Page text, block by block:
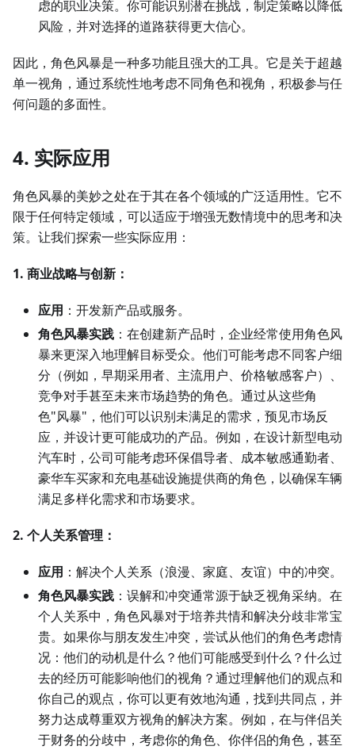
虑的职业决策。你可能识别潜在挑战，制定策略以降低
风险，并对选择的道路获得更大信心。
因此，角色风暴是一种多功能且强大的工具。它是关于超越
单一视角，通过系统性地考虑不同角色和视角，积极参与任
何问题的多面性。
4. 实际应用
角色风暴的美妙之处在于其在各个领域的广泛适用性。它不
限于任何特定领域，可以适应于增强无数情境中的思考和决
策。让我们探索一些实际应用：
1. 商业战略与创新：
应用 ：开发新产品或服务。
角色风暴实践 ：在创建新产品时，企业经常使用角色风
暴来更深入地理解目标受众。他们可能考虑不同客户细
分（例如，早期采用者、主流用户、价格敏感客户）、
竞争对手甚至未来市场趋势的角色。通过从这些角
色"风暴"，他们可以识别未满足的需求，预见市场反
应，并设计更可能成功的产品。例如，在设计新型电动
汽车时，公司可能考虑环保倡导者、成本敏感通勤者、
豪华车买家和充电基础设施提供商的角色，以确保车辆
满足多样化需求和市场要求。
2. 个人关系管理：
应用 ：解决个人关系（浪漫、家庭、友谊）中的冲突。
角色风暴实践 ：误解和冲突通常源于缺乏视角采纳。在
个人关系中，角色风暴对于培养共情和解决分歧非常宝
贵。如果你与朋友发生冲突，尝试从他们的角色考虑情
况：他们的动机是什么？他们可能感受到什么？什么过
去的经历可能影响他们的视角？通过理解他们的观点和
你自己的观点，你可以更有效地沟通，找到共同点，并
努力达成尊重双方视角的解决方案。例如，在与伴侣关
于财务的分歧中，考虑你的角色、你伴侣的角色，甚至